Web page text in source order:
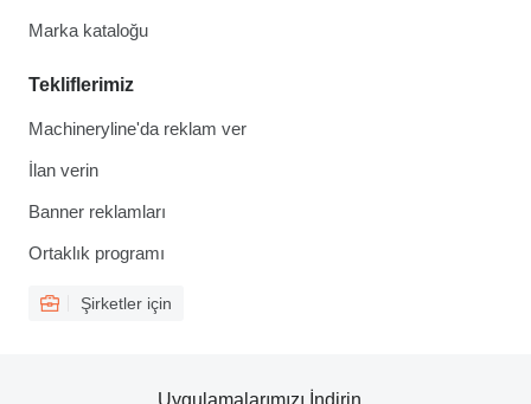
Marka kataloğu
Tekliflerimiz
Machineryline'da reklam ver
İlan verin
Banner reklamları
Ortaklık programı
Şirketler için
Uygulamalarımızı İndirin